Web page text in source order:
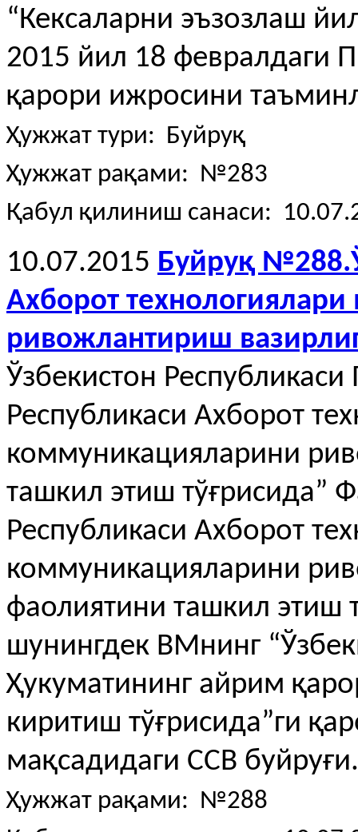
“Кексаларни эъзозлаш
2015 йил 18 февралдаги
қарори ижросини
Ҳужжат тури: Буйруқ
Ҳужжат рақами: №283
Қабул қилиниш санаси:
10.07.2015 Буйруқ
Ахборот
ривожлантириш
Ўзбекистон
Республикаси Ахборот
коммуникацияларини
ташкил этиш тўғрисида”
Республикаси Ахборот
коммуникацияларини
фаолиятини ташкил этиш
шунингдек ВМнинг
Ҳукуматининг айрим
киритиш тўғрисида”ги
мақсадидаги ССВ
Ҳужжат рақами: №288